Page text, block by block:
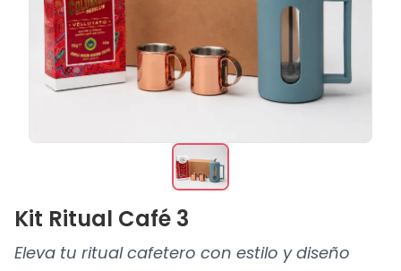
Kit Ritual Café 3
Eleva tu ritual cafetero con estilo y diseño